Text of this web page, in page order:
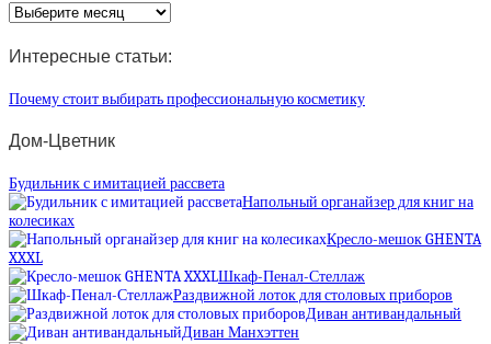
Архив
статей
Интересные статьи:
Почему стоит выбирать профессиональную косметику
Дом-Цветник
Будильник с имитацией рассвета
Напольный органайзер для книг на
колесиках
Кресло-мешок GHENTA
XXXL
Шкаф-Пенал-Стеллаж
Раздвижной лоток для столовых приборов
Диван антивандальный
Диван Манхэттен